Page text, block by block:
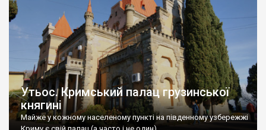
Утьос. Кримський палац грузинської
княгині
Майже у кожному населеному пункті на південному узбережжі